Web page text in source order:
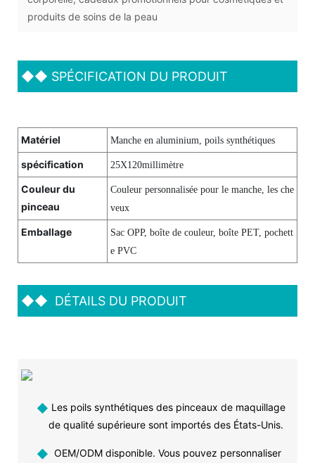
produits de soins de la peau
◆◆ SPÉCIFICATION DU PRODUIT
Matériel Manche en aluminium, poils synthétiques
spécification 25X120millimètre
Couleur du
pinceau
Couleur personnalisée pour le manche, les che
veux
Emballage
Sac OPP, boîte de couleur, boîte PET, pochett
e PVC
◆◆ DÉTAILS DU PRODUIT
◆ Les poils synthétiques des pinceaux de maquillage
de qualité supérieure sont importés des États-Unis.
◆ OEM/ODM disponible. Vous pouvez personnaliser